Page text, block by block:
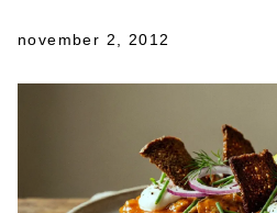
november 2, 2012